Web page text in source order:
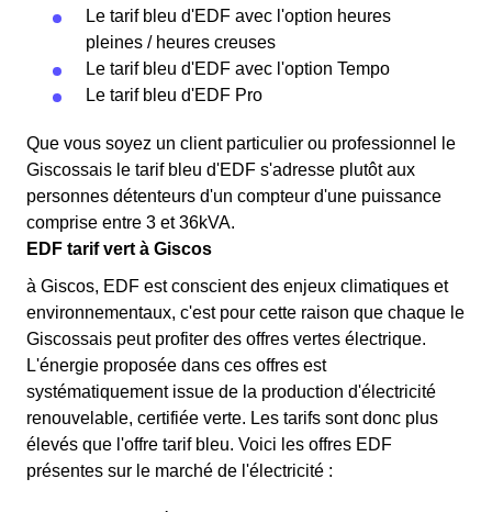
Le tarif bleu d'EDF avec l'option heures
pleines / heures creuses
Le tarif bleu d'EDF avec l'option Tempo
Le tarif bleu d'EDF Pro
Que vous soyez un client particulier ou professionnel le
Giscossais le tarif bleu d'EDF s'adresse plutôt aux
personnes détenteurs d'un compteur d'une puissance
comprise entre 3 et 36kVA.
EDF tarif vert à Giscos
à Giscos, EDF est conscient des enjeux climatiques et
environnementaux, c'est pour cette raison que chaque le
Giscossais peut profiter des offres vertes électrique.
L'énergie proposée dans ces offres est
systématiquement issue de la production d'électricité
renouvelable, certifiée verte. Les tarifs sont donc plus
élevés que l'offre tarif bleu. Voici les offres EDF
présentes sur le marché de l'électricité :